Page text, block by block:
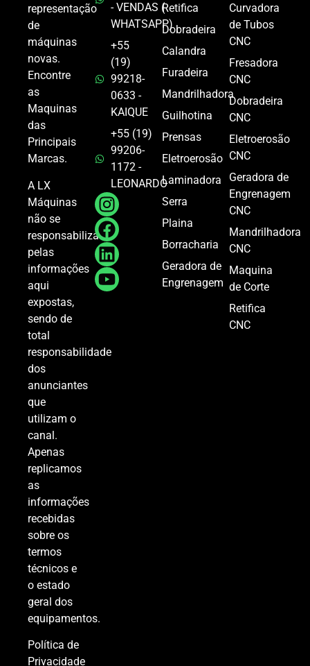
representação
de
máquinas
novas.
Encontre
as
Maquinas
das
Principais
Marcas.
A LX
Máquinas
não se
responsabiliza
pelas
informações
aqui
expostas,
sendo de
total
responsabilidade
dos
anunciantes
que
utilizam o
canal.
Apenas
replicamos
as
informações
recebidas
sobre os
termos
técnicos e
o estado
geral dos
equipamentos.
Política de
Privacidade
- VENDAS (
WHATSAPP)
+55
(19)
99218-
0633 -
KAIQUE
+55 (19)
99206-
1172 -
LEONARDO
Retifica
Dobradeira
Calandra
Furadeira
Mandrilhadora
Guilhotina
Prensas
Eletroerosão
Laminadora
Serra
Plaina
Borracharia
Geradora de
Engrenagem
Curvadora
de Tubos
CNC
Fresadora
CNC
Dobradeira
CNC
Eletroerosão
CNC
Geradora de
Engrenagem
CNC
Mandrilhadora
CNC
Maquina
de Corte
Retifica
CNC